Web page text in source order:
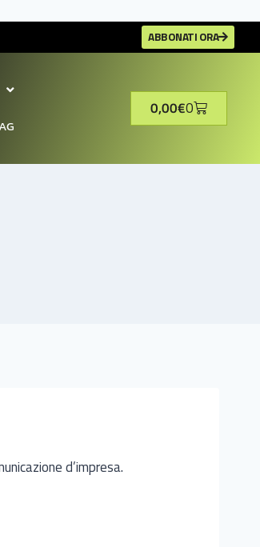
ABBONATI ORA
0,00€0
d’impresa.